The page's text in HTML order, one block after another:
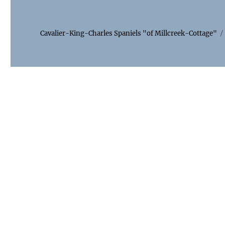
Cavalier-King-Charles Spaniels "of Millcreek-Cottage"